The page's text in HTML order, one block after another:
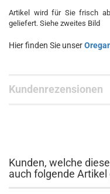
Artikel wird für Sie frisch
geliefert. Siehe zweites Bild
Hier finden Sie unser
Kundenrezensionen
Kunden, welche
auch folgende Artikel